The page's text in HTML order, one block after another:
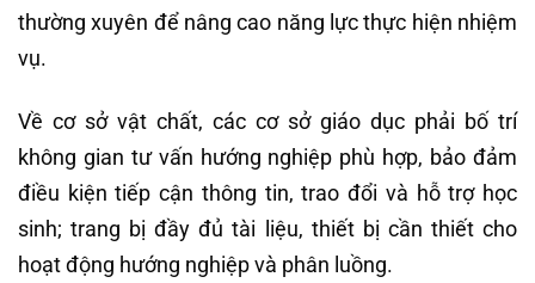
thường xuyên để nâng cao năng lực thực hiện nhiệm
vụ.
Về cơ sở vật chất, các cơ sở giáo dục phải bố trí
không gian tư vấn hướng nghiệp phù hợp, bảo đảm
điều kiện tiếp cận thông tin, trao đổi và hỗ trợ học
sinh; trang bị đầy đủ tài liệu, thiết bị cần thiết cho
hoạt động hướng nghiệp và phân luồng.